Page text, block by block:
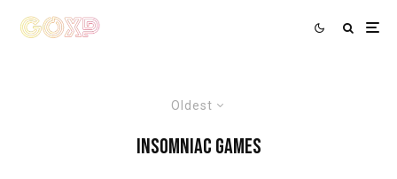
Oldest
Insomniac Games